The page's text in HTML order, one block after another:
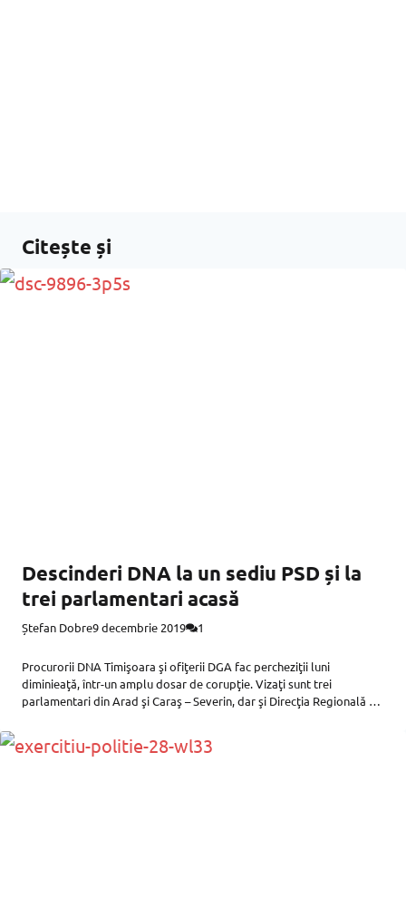
Citește și
Descinderi DNA la un sediu PSD și la
trei parlamentari acasă
Ștefan Dobre9 decembrie 2019 1
Procurorii DNA Timişoara şi ofiţerii DGA fac percheziţii luni
diminieaţă, într-un amplu dosar de corupţie. Vizaţi sunt trei
parlamentari din Arad şi Caraş – Severin, dar şi Direcţia Regională de